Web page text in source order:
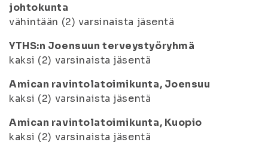
johtokunta
vähintään (2) varsinaista jäsentä
YTHS:n Joensuun terveystyöryhmä
kaksi (2) varsinaista jäsentä
Amican ravintolatoimikunta, Joensuu
kaksi (2) varsinaista jäsentä
Amican ravintolatoimikunta, Kuopio
kaksi (2) varsinaista jäsentä